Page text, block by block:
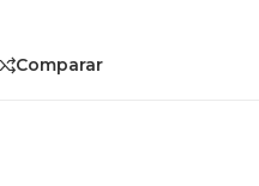
Comparar